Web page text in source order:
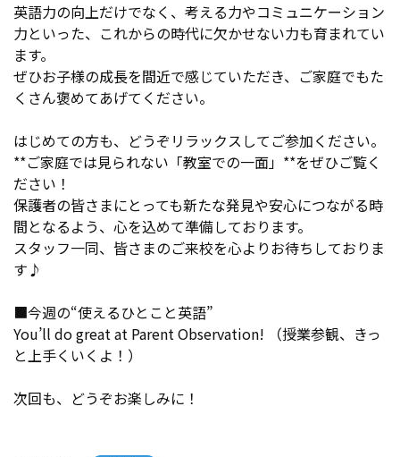
英語力の向上だけでなく、考える力やコミュニケーション
力といった、これからの時代に欠かせない力も育まれてい
ます。
ぜひお子様の成長を間近で感じていただき、ご家庭でもた
くさん褒めてあげてください。
はじめての方も、どうぞリラックスしてご参加ください。
**ご家庭では見られない「教室での一面」**をぜひご覧く
ださい！
保護者の皆さまにとっても新たな発見や安心につながる時
間となるよう、心を込めて準備しております。
スタッフ一同、皆さまのご来校を心よりお待ちしておりま
す♪
■今週の“使えるひとこと英語”
You’ll do great at Parent Observation! （授業参観、きっ
と上手くいくよ！）
次回も、どうぞお楽しみに！